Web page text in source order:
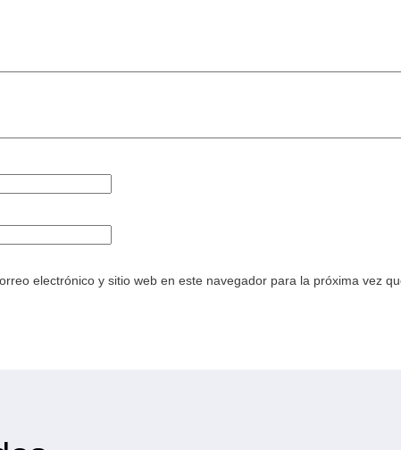
electrónico y sitio web en este navegador para la próxima vez